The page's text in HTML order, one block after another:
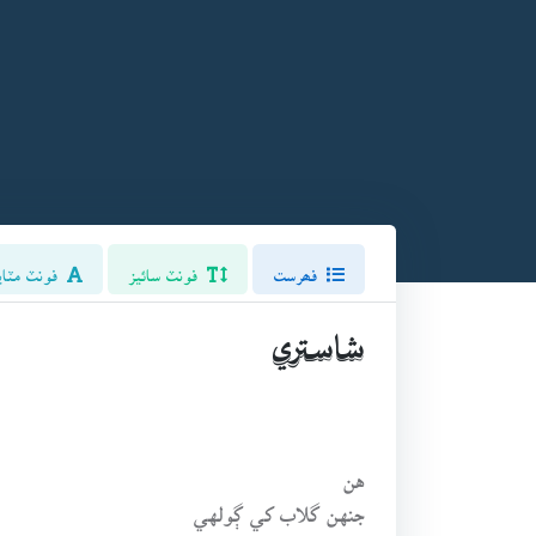
فونٽ سائيز فونٽ
شاستري
جنهن گلاب کي ڳولهي